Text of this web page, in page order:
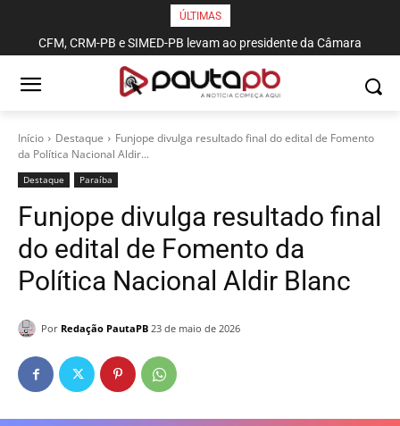
ÚLTIMAS
CFM, CRM-PB e SIMED-PB levam ao presidente da Câmara
pautas sobre proficiência médica, piso salarial e violência contra
profissionais de saúde
Em Alcantil, Cícero defende apoio às vocações locais para gerar
emprego e renda
Início Destaque
Funjope divulga resultado final do edital de Fomento
da Política Nacional Aldir...
Destaque Paraí­ba
Funjope divulga resultado final
do edital de Fomento da
Política Nacional Aldir Blanc
Por Redação PautaPB 23 de maio de 2026